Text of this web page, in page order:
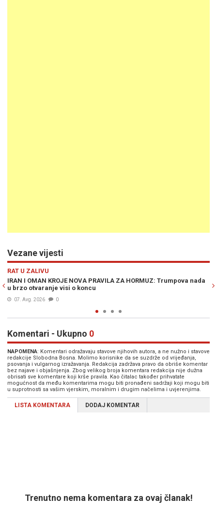
Vezane vijesti
nada
RAT U ZALIVU
DRAMA U HORMUŠKOM MOREUZU: Dvije snažne eksplozije
potresle tanker uz obalu Omana, pomorske službe na nogama!
06. Avg. 2026
Komentari - Ukupno 0
NAPOMENA: Komentari odražavaju stavove njihovih autora, a ne nužno i stavove
redakcije Slobodna Bosna. Molimo korisnike da se suzdrže od vrijeđanja,
psovanja i vulgarnog izražavanja. Redakcija zadržava pravo da obriše komentar
bez najave i objašnjenja. Zbog velikog broja komentara redakcija nije dužna
obrisati sve komentare koji krše pravila. Kao čitalac također prihvatate
mogućnost da među komentarima mogu biti pronađeni sadržaji koji mogu biti
u suprotnosti sa vašim vjerskim, moralnim i drugim načelima i uvjerenjima.
LISTA KOMENTARA DODAJ KOMENTAR
Trenutno nema komentara za ovaj članak!